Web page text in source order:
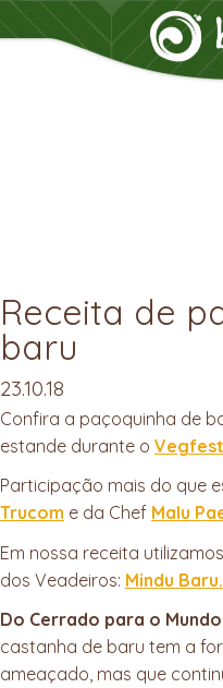
Receita de
baru
23.10.18
Confira a paçoquinha de
estande durante o
Participação mais do que
Trucom e da Chef Malu
Em nossa receita
dos Veadeiros: Mindu Baru.
Do Cerrado para o
castanha de baru tem a
ameaçado, mas que